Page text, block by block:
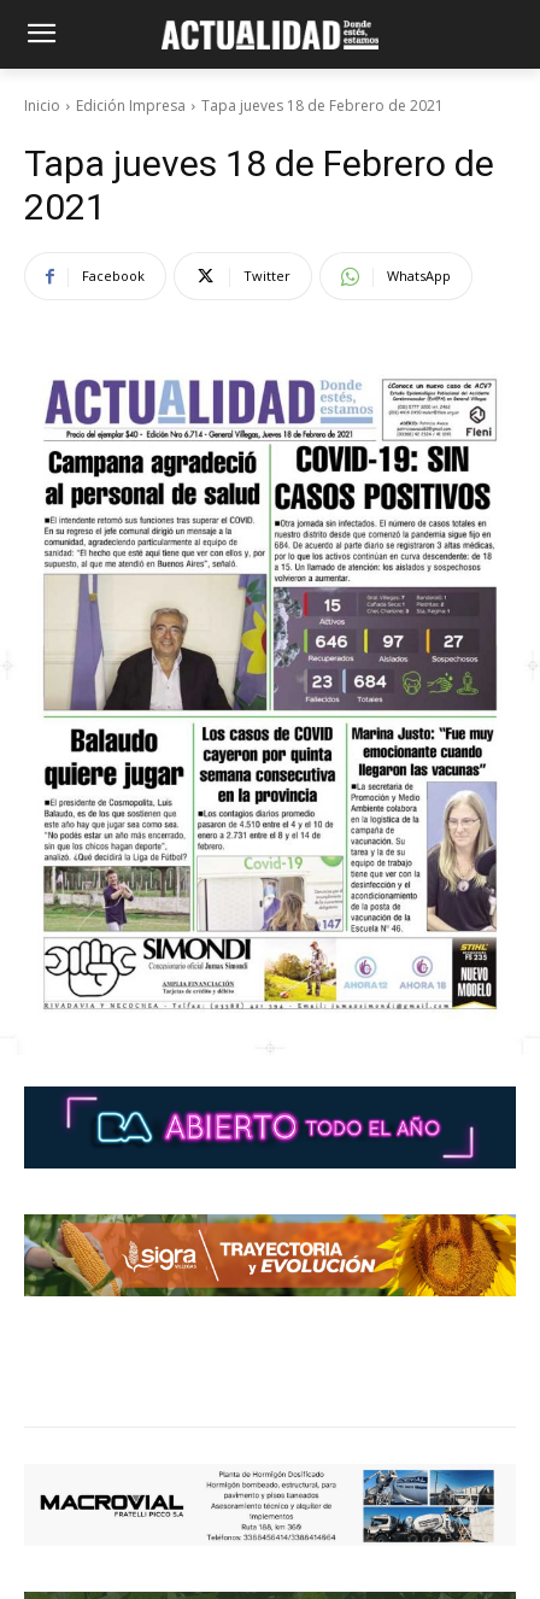
Inicio Edición Impresa Tapa jueves 18 de Febrero de 2021
Tapa jueves 18 de Febrero de
2021
Facebook Twitter WhatsApp